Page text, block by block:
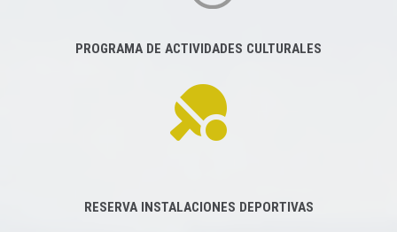
PROGRAMA DE ACTIVIDADES CULTURALES
RESERVA INSTALACIONES DEPORTIVAS